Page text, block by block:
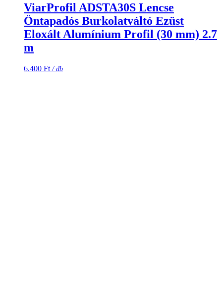
ViarProfil ADSTA30S Lencse
Öntapadós Burkolatváltó Ezüst
Eloxált Alumínium Profil (30 mm) 2.7
m
6.400 Ft / db